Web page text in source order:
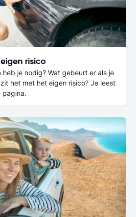
risico
je nodig? Wat gebeurt er als je
het met het eigen risico? Je leest
pagina.